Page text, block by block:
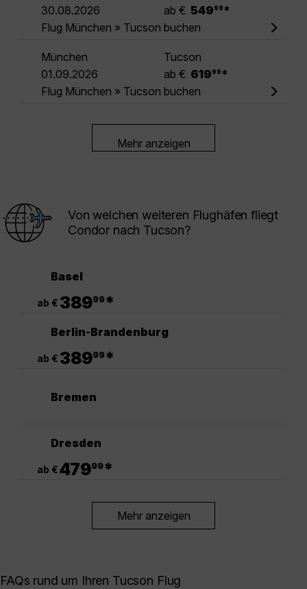
30.08.2026
ab € 549 99 *
Flug München » Tucson buchen
München
Tucson
01.09.2026
ab € 619 99 *
Flug München » Tucson buchen
Mehr anzeigen
Von welchen weiteren Flughäfen fliegt
Condor nach Tucson?
Basel
ab € 38999*
Berlin-Brandenburg
ab € 38999*
Bremen
Dresden
ab €47999*
Mehr anzeigen
FAQs rund um Ihren Tucson Flug